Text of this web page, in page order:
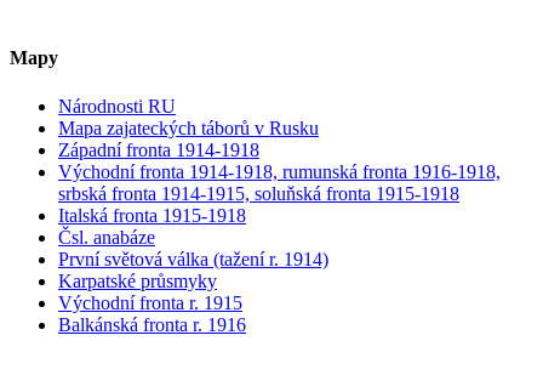
Mapy
Národnosti RU
Mapa zajateckých táborů v Rusku
Západní fronta 1914-1918
Východní fronta 1914-1918, rumunská fronta 1916-1918,
srbská fronta 1914-1915, soluňská fronta 1915-1918
Italská fronta 1915-1918
Čsl. anabáze
První světová válka (tažení r. 1914)
Karpatské průsmyky
Východní fronta r. 1915
Balkánská fronta r. 1916